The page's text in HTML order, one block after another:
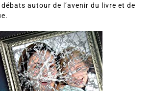
autour de l’avenir du livre et de